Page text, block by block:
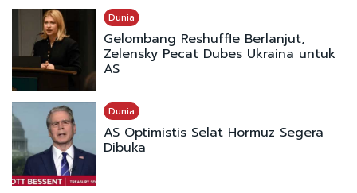
Dunia
Gelombang Reshuffle Berlanjut,
Zelensky Pecat Dubes Ukraina untuk
AS
Dunia
AS Optimistis Selat Hormuz Segera
Dibuka